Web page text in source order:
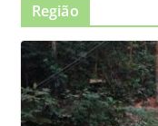
Região